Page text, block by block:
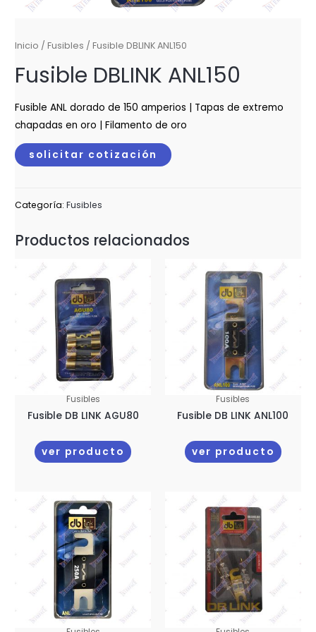
Inicio / Fusibles / Fusible DBLINK ANL150
Fusible DBLINK ANL150
Fusible ANL dorado de 150 amperios | Tapas de extremo
chapadas en oro | Filamento de oro
solicitar cotización
Categoría:Fusibles
Productos relacionados
Fusibles
Fusible DB LINK AGU80
ver producto
Fusibles
Fusible DB LINK ANL100
ver producto